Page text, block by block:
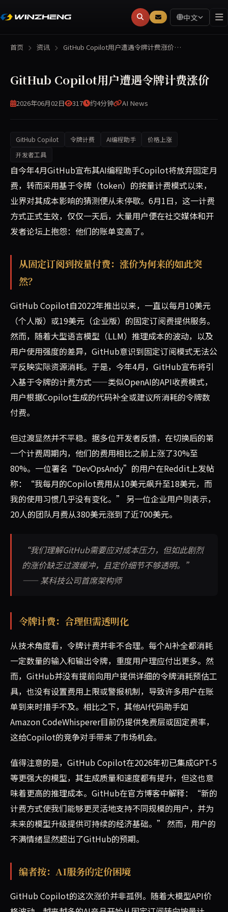
中文
首页 资讯 GitHub Copilot用户遭遇令牌计费涨价…
GitHub Copilot用户遭遇令牌计费涨价
2026年06月02日 317 约4分钟 AI News
GitHub Copilot 令牌计费 AI编程助手
价格上涨
开发者工具
自今年4月GitHub宣布Copilot将转向基于令牌（token）的
自今年4月GitHub宣布其AI编程助手Copilot将放弃固定月
费，转而采用基于令牌（token）的按量计费模式以来，
业界对其成本影响的猜测便从未停歇。6月1日，这一计费
方式正式生效，仅仅一天后，大量用户便在社交媒体和开
发者论坛上抱怨：他们的账单变高了。
从固定订阅到按量付费：涨价为何来的如此突
然？
GitHub Copilot自2022年推出以来，一直以每月10美元
（个人版）或19美元（企业版）的固定订阅费提供服务。
然而，随着大型语言模型（LLM）推理成本的波动，以及
用户使用强度的差异，GitHub意识到固定订阅模式无法公
平反映实际资源消耗。于是，今年4月，GitHub宣布将引
入基于令牌的计费方式——类似OpenAI的API收费模式，
用户根据Copilot生成的代码补全或建议所消耗的令牌数
付费。
但过渡显然并不平稳。据多位开发者反馈，在切换后的第
一个计费周期内，他们的费用相比之前上涨了30%至
80%。一位署名“DevOpsAndy”的用户在Reddit上发帖
称：“我每月的Copilot费用从10美元飙升至18美元，而
我的使用习惯几乎没有变化。” 另一位企业用户则表示，
20人的团队月费从380美元涨到了近700美元。
“我们理解GitHub需要应对成本压力，但如此剧烈
的涨价缺乏过渡缓冲，且定价细节不够透明。”
—— 某科技公司首席架构师
令牌计费：合理但需透明化
从技术角度看，令牌计费并非不合理。每个AI补全都消耗
一定数量的输入和输出令牌，重度用户理应付出更多。然
而，GitHub并没有提前向用户提供详细的令牌消耗预估工
具，也没有设置费用上限或警报机制，导致许多用户在账
单到来时措手不及。相比之下，其他AI代码助手如
Amazon CodeWhisperer目前仍提供免费层或固定费率，
这给Copilot的竞争对手带来了市场机会。
值得注意的是，GitHub Copilot在2026年初已集成GPT-5
等更强大的模型，其生成质量和速度都有提升，但这也意
味着更高的推理成本。GitHub在官方博客中解释：“新的
计费方式使我们能够更灵活地支持不同规模的用户，并为
未来的模型升级提供可持续的经济基础。” 然而，用户的
不满情绪显然超出了GitHub的预期。
编者按：AI服务的定价困境
GitHub Copilot的这次涨价并非孤例。随着大模型API价